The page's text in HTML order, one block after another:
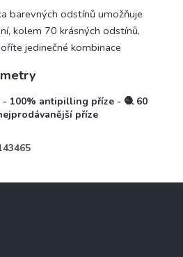
barevných odstínů umožňuje
kolem 70 krásných odstínů,
jedinečné kombinace
- 100% antipilling příze - 🧶 60
příze